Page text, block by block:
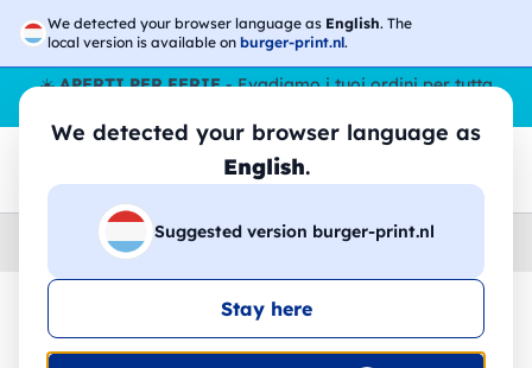
We detected your browser language as English. The
local version is available on burger-print.nl.
We detected your browser language as
English.
Suggested version burger-print.nl
Stay here
☀️APERTI PER FERIE- Evadiamo i tuoi ordini per tutta
Accessori › Shopper
🔥 -30% Stampa DTF